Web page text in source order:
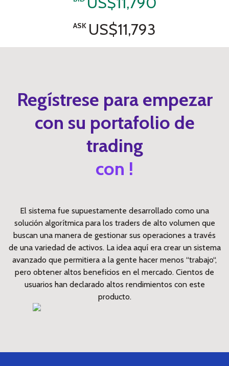
ASK US$11,793
Regístrese para empezar
con su portafolio de
trading
con !
El sistema fue supuestamente desarrollado como una
solución algorítmica para los traders de alto volumen que
buscan una manera de gestionar sus operaciones a través
de una variedad de activos. La idea aquí era crear un sistema
avanzado que permitiera a la gente hacer menos “trabajo“,
pero obtener altos beneficios en el mercado. Cientos de
usuarios han declarado altos rendimientos con este
producto.